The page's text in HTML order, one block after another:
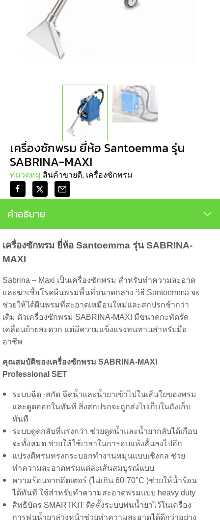
เครื่องซักพรม ยี่ห้อ Santoemma รุ่น
SABRINA-MAXI
หมวดหมู่ สินค้าขายดี, เครื่องซักพรม
คำอธิบาย
เครื่องซักพรม ยี่ห้อ Santoemma รุ่น SABRINA-
MAXI
Sabrina – Maxi เป็นเครื่องซักพรม สำหรับทำความสะอาด
และฆ่าเชื้อโรคผืนพรมพื้นที่ขนาดกลาง วิธี Santoemma จะ
ช่วยให้ได้ผืนพรมที่สะอาดเหมือนใหม่และสกปรกช้ากว่า
เดิม ตัวเครื่องซักพรม SABRINA-MAXI มีขนาดกะทัดรัด
เคลื่อนย้ายสะดวก แต่มีความแข็งแรงทนทานสำหรับมือ
อาชีพ
คุณสมบัติของเครื่องซักพรม SABRINA-MAXI
Professional SET
ระบบฉีด -สกัด ฉีดน้ำและน้ำยาเข้าไปในเส้นใยของพรม
และดูดออกในทันที สิ่งสกปรกจะถูกส่งไปเก็บในถังเก็บ
ทันที
ระบบดูดกลับที่แรงกว่า ช่วยดูดน้ำและน้ำยากลับได้เกือบ
จะทั้งหมด ช่วยให้ใช้เวลาในการอบแห้งสั้นลงไปอีก
แปรงตีพรมทรงกระบอกทำงานหมุนแบบเชิงกล ช่วย
ทำความสะอาดพรมแต่ละเส้นสมบูรณ์แบบ
ความร้อนจากฮีตเตอร์ (ไม่เกิน 60-70°C )ช่วยให้น้ำร้อน
ได้ทันที ใช้สำหรับทำความสะอาดพรมแบบ heavy duty
สิทธิบัตร SMARTKIT ติดตั้งระบบพ่นน้ำยาไว้ในเครื่อง
การพ่นน้ำยาล่วงหน้าช่วยทำความสะอาดได้ดีกว่าอย่าง